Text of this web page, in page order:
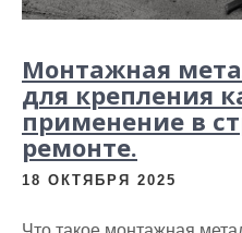
Монтажная
для крепления
применение в
ремонте.
18 ОКТЯБРЯ 2025